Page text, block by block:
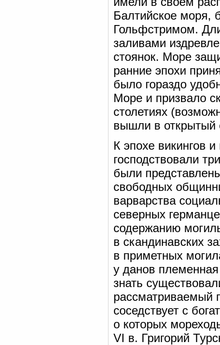
Балтийское моря,
Гольфстримом.
заливами
стоянок. Море
ранние эпохи
было гораздо
Море и призвало
столетиях
вышли в открытый
К эпохе викингов
господствовали
были
свободных
варварства
северных
содержанию
в скандинавских
в приметных
у данов
знать
рассматриваемый
соседствует с
о которых
VI в. Григорий